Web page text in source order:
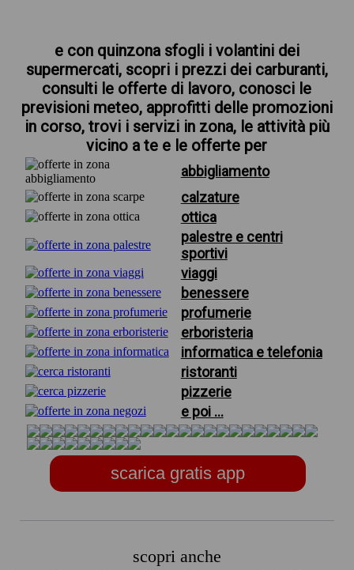
e con quinzona sfogli i volantini dei
supermercati, scopri i prezzi dei carburanti,
consulti le offerte di lavoro, conosci le
previsioni meteo, approfitti delle promozioni
in corso, trovi i servizi in zona, le attività più
vicino a te e le offerte per
abbigliamento
calzature
ottica
palestre e centri
sportivi
viaggi
benessere
profumerie
erboristeria
informatica e telefonia
ristoranti
pizzerie
e poi ...
scarica gratis app
scopri anche